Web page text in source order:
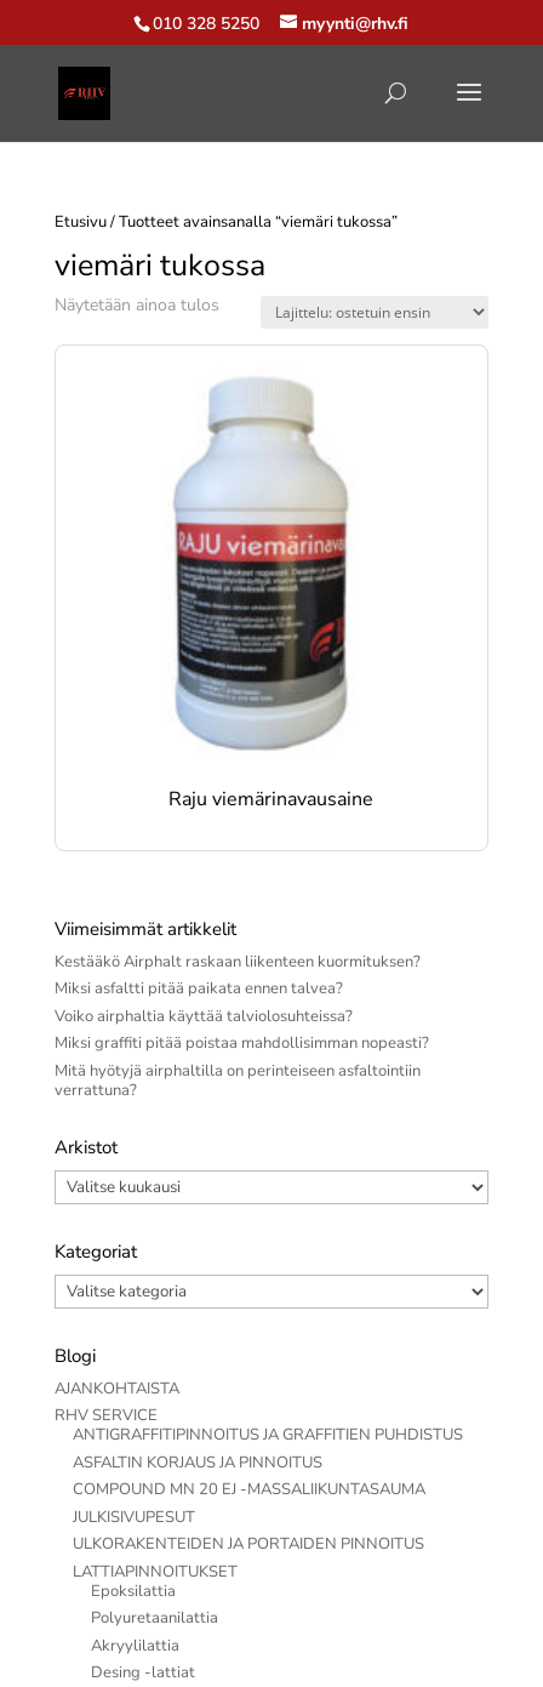
010 328 5250 myynti@rhv.fi
Etusivu/ Tuotteet avainsanalla “viemäri tukossa”
viemäri tukossa
Näytetään ainoa tulos
Raju viemärinavausaine
Viimeisimmät artikkelit
Kestääkö Airphalt raskaan liikenteen kuormituksen?
Miksi asfaltti pitää paikata ennen talvea?
Voiko airphaltia käyttää talviolosuhteissa?
Miksi graffiti pitää poistaa mahdollisimman nopeasti?
Mitä hyötyjä airphaltilla on perinteiseen asfaltointiin
verrattuna?
Arkistot
Arkistot
Kategoriat
Kategoriat
Blogi
AJANKOHTAISTA
RHV SERVICE
ANTIGRAFFITIPINNOITUS JA GRAFFITIEN PUHDISTUS
ASFALTIN KORJAUS JA PINNOITUS
COMPOUND MN 20 EJ -MASSALIIKUNTASAUMA
JULKISIVUPESUT
ULKORAKENTEIDEN JA PORTAIDEN PINNOITUS
LATTIAPINNOITUKSET
Epoksilattia
Polyuretaanilattia
Akryylilattia
Desing -lattiat